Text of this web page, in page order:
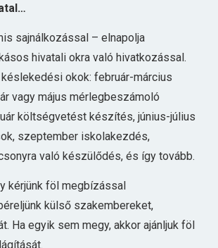
sajnálkozással – elnapolja
hivatali okra való hivatkozással.
okok: február-március
vagy május mérlegbeszámoló
költségvetést készítés, június-július
szeptember iskolakezdés,
való készülődés, és így tovább.
kérjünk föl megbízással
külső szakembereket,
Ha egyik sem megy, akkor ajánljuk föl